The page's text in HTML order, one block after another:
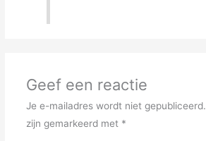
Geef een reactie
Je e-mailadres wordt niet gepubliceerd.
zijn gemarkeerd met *